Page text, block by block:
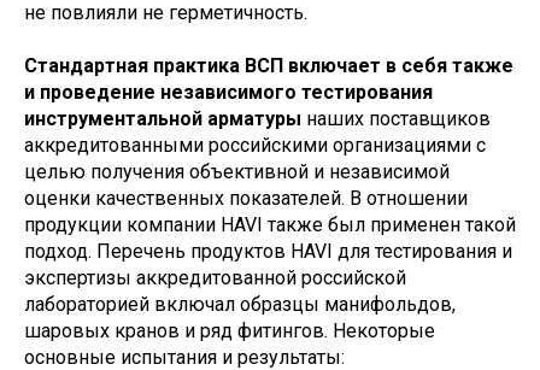
не повлияли не герметичность.
Стандартная практика ВСП включает в себя также
и проведение независимого тестирования
инструментальной арматуры наших поставщиков
аккредитованными российскими организациями с
целью получения объективной и независимой
оценки качественных показателей. В отношении
продукции компании HAVI также был применен такой
подход. Перечень продуктов HAVI для тестирования и
экспертизы аккредитованной российской
лабораторией включал образцы манифольдов,
шаровых кранов и ряд фитингов. Некоторые
основные испытания и результаты: